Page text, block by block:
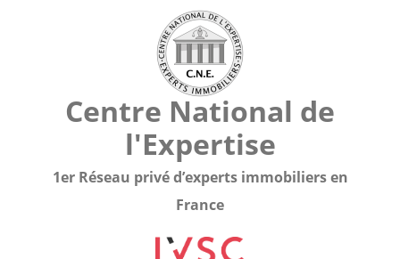
Centre National de
l'Expertise
1er Réseau privé d’experts immobiliers en
France